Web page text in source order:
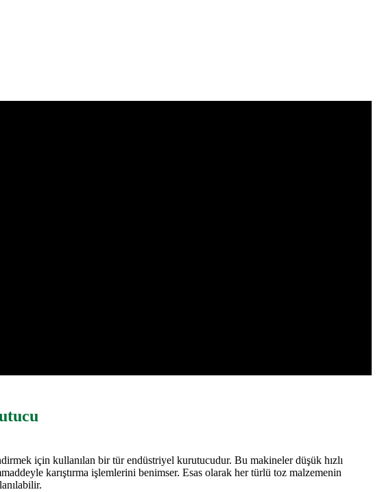
için kullanılan bir tür endüstriyel kurutucudur. Bu makineler düşük hızlı
karıştırma işlemlerini benimser. Esas olarak her türlü toz malzemenin